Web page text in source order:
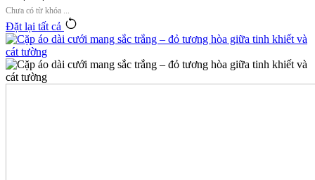
Chưa có từ khóa ...
Đặt lại tất cả